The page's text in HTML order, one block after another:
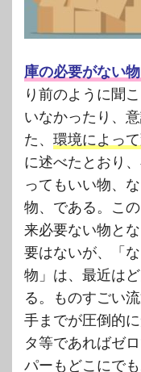
庫の必要がない物
り前のように聞
いなかったり、
た、 環境によっ
に述べたとおり
ってもいい物、
物、である。こ
来必要ない物と
要はないが、「
物」は、最近は
る。ものすごい
手までが圧倒的
タ等であればゼ
パーもどこにで